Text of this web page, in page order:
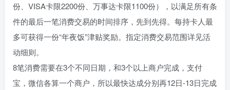
份、VISA卡限2200份、万事达卡限1100份），以满足所有条
件的最后一笔消费交易的时间排序，先到先得。每持卡人最
多可获得一份“年夜饭”津贴奖励。指定消费交易范围详见活
动细则。
8笔消费需要在3个不同日期，和3个以上商户完成，支付
宝，微信各算一个商户，所以最快达成分别再12日-13日完成